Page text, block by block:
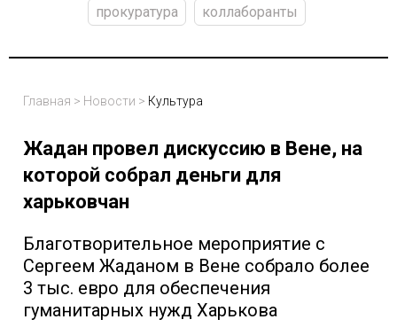
прокуратура коллаборанты
Главная > Новости > Культура
Жадан провел дискуссию в Вене, на
которой собрал деньги для
харьковчан
Благотворительное мероприятие с
Сергеем Жаданом в Вене собрало более
3 тыс. евро для обеспечения
гуманитарных нужд Харькова